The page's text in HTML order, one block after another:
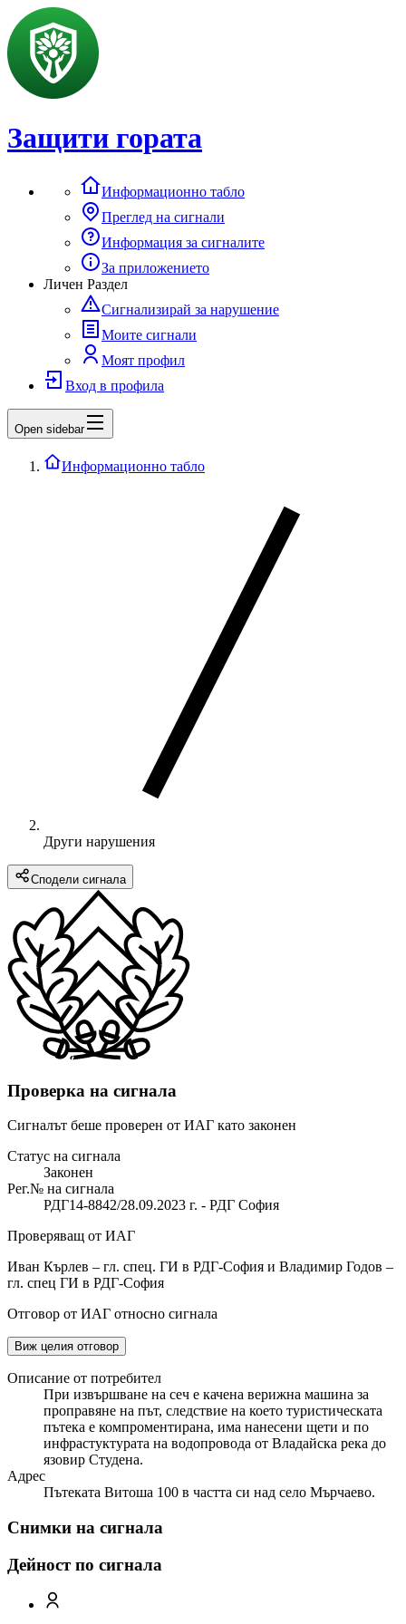
Защити гората
Информационно табло
Преглед на сигнали
Информация за сигналите
За приложението
Личен Раздел
Сигнализирай за нарушение
Моите сигнали
Моят профил
Вход в профила
Open sidebar
Информационно табло
Други нарушения
Сподели сигнала
Проверка на сигнала
Сигналът беше проверен от ИАГ като законен
Статус на сигнала
Законен
Рег.№ на сигнала
РДГ14-8842/28.09.2023 г. - РДГ София
Проверяващ от ИАГ
Иван Кърлев – гл. спец. ГИ в РДГ-София и Владимир Годов –
гл. спец ГИ в РДГ-София
Отговор от ИАГ относно сигнала
Виж целия отговор
Описание от потребител
При извършване на сеч е качена верижна машина за
проправяне на път, следствие на което туристическата
пътека е компроментирана, има нанесени щети и по
инфрастуктурата на водопровода от Владайска река до
язовир Студена.
Адрес
Пътеката Витоша 100 в частта си над село Мърчаево.
Снимки на сигнала
Дейност по сигнала